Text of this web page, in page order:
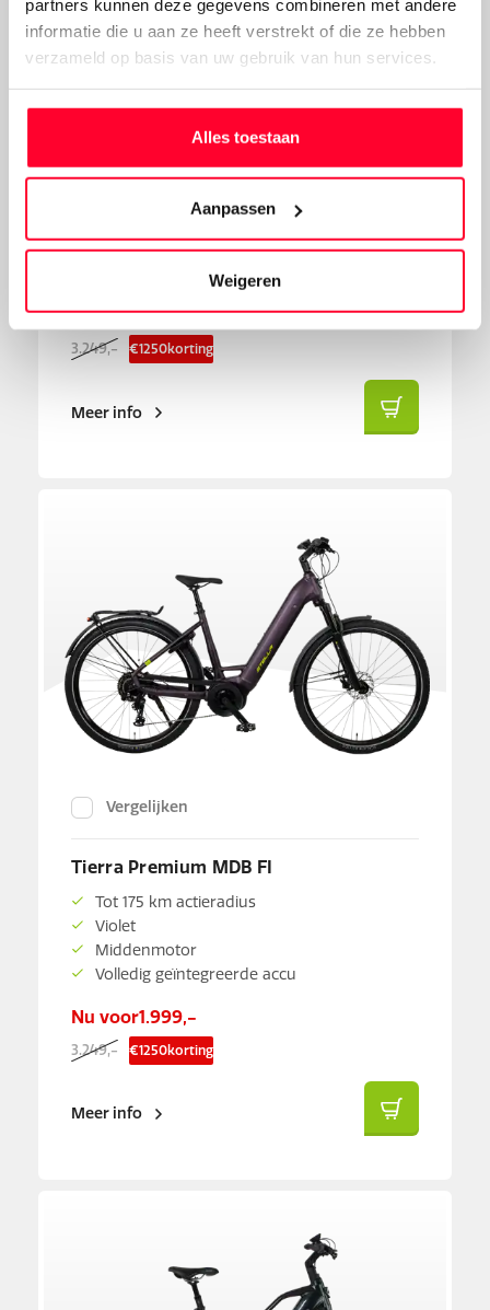
partners kunnen deze gegevens combineren met andere
informatie die u aan ze heeft verstrekt of die ze hebben
verzameld op basis van uw gebruik van hun services.
Alles toestaan
Aanpassen
Weigeren
Vergelijken
Tierra Premium MDB FI
Tot 175 km actieradius
Middenmotor
Volledig geïntegreerde accu
Nu voor1.999,-
3.249,- €1250korting
Meer info
Vergelijken
Tierra Premium MDB FI
Tot 175 km actieradius
Violet
Middenmotor
Volledig geïntegreerde accu
Nu voor1.999,-
3.249,- €1250korting
Meer info